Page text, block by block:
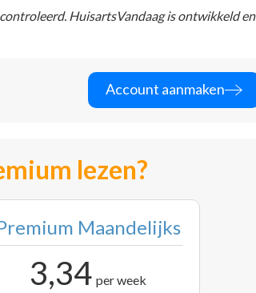
HuisartsVandaag is ontwikkeld en
Account aanmaken
lezen?
Maandelijks
3,34 per week